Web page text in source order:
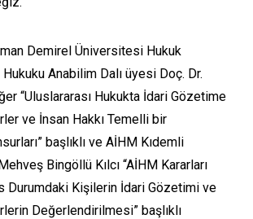
Demirel Üniversitesi Hukuk
Anabilim Dalı üyesi Doç. Dr.
“Uluslararası Hukukta İdari Gözetime
ve İnsan Hakkı Temelli bir
başlıklı ve AİHM Kıdemli
Bingöllü Kılcı “AİHM Kararları
Durumdaki Kişilerin İdari Gözetimi ve
Değerlendirilmesi” başlıklı